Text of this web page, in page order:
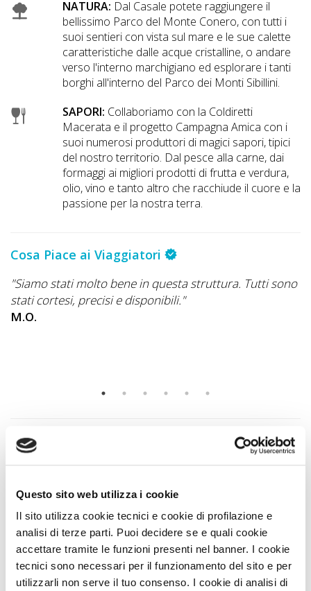
Questo sito web utilizza i cookie
Il sito utilizza cookie tecnici e cookie di profilazione e
analisi di terze parti. Puoi decidere se e quali cookie
accettare tramite le funzioni presenti nel banner. I cookie
tecnici sono necessari per il funzionamento del sito e per
utilizzarli non serve il tuo consenso. I cookie di analisi di
NATURA: Dal Casale potete raggiungere il
bellissimo Parco del Monte Conero, con tutti i
suoi sentieri con vista sul mare e le sue calette
caratteristiche dalle acque cristalline, o andare
verso l'interno marchigiano ed esplorare i tanti
borghi all'interno del Parco dei Monti Sibillini.
SAPORI: Collaboriamo con la Coldiretti
Macerata e il progetto Campagna Amica con i
suoi numerosi produttori di magici sapori, tipici
del nostro territorio. Dal pesce alla carne, dai
formaggi ai migliori prodotti di frutta e verdura,
olio, vino e tanto altro che racchiude il cuore e la
passione per la nostra terra.
Cosa Piace ai Viaggiatori
"Siamo stati molto bene in questa struttura. Tutti sono
stati cortesi, precisi e disponibili."
M.O.
Vicino a noi puoi...
Spiagge A DOG nei Dintorni
LIDO SABBIA D'OR1 Km
SPIAGGIA LIBERA NUMANA1 Km